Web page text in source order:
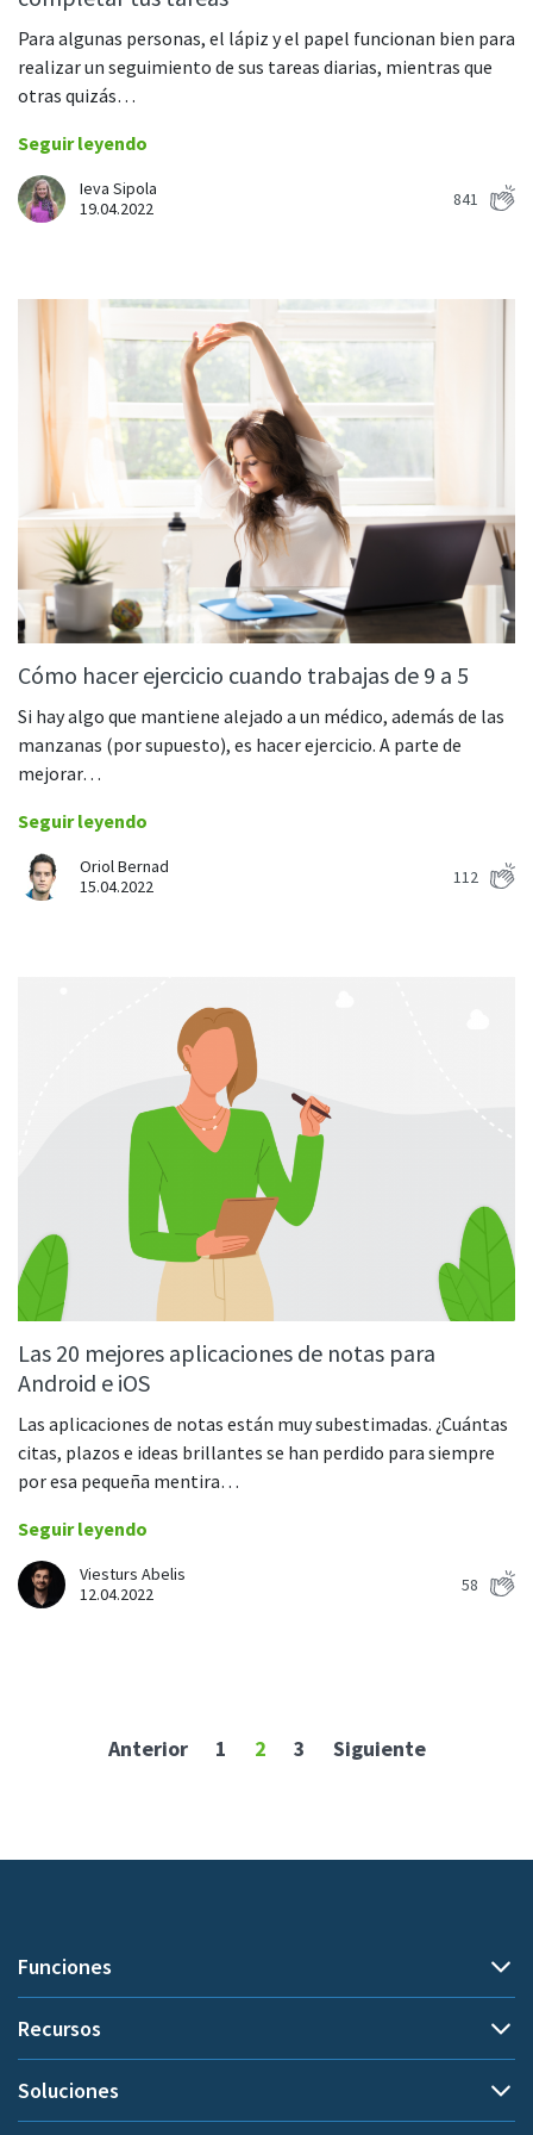
Para algunas personas, el lápiz y el papel funcionan bien para
realizar un seguimiento de sus tareas diarias, mientras que
otras quizás…
Seguir leyendo
Ieva Sipola
19.04.2022
841
Cómo hacer ejercicio cuando trabajas de 9 a 5
Si hay algo que mantiene alejado a un médico, además de las
manzanas (por supuesto), es hacer ejercicio. A parte de
mejorar…
Seguir leyendo
Oriol Bernad
15.04.2022
112
Las 20 mejores aplicaciones de notas para
Android e iOS
Las aplicaciones de notas están muy subestimadas. ¿Cuántas
citas, plazos e ideas brillantes se han perdido para siempre
por esa pequeña mentira…
Seguir leyendo
Viesturs Abelis
12.04.2022
58
Anterior 1 2 3 Siguiente
Funciones
Seguimiento del tiempo
Seguimiento de proyectos
Recursos
Demo
Soluciones